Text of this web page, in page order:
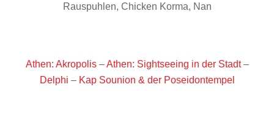
Rauspuhlen, Chicken Korma, Nan
Athen: Akropolis–Athen: Sightseeing in der Stadt–
Delphi – Kap Sounion & der Poseidontempel